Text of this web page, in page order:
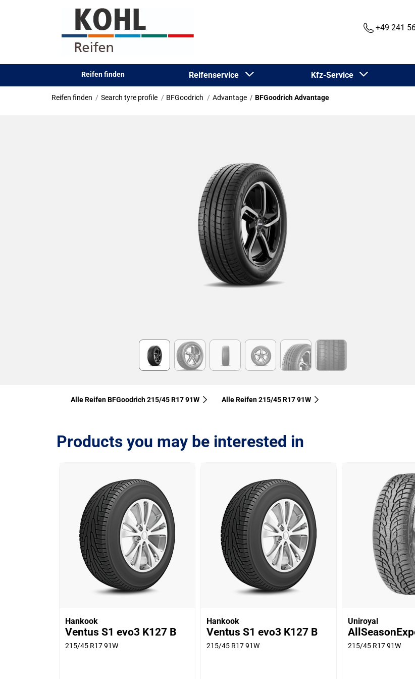
+49 241
Reifen finden Reifenservice Kfz-Service
Reifen finden Search tyre profile BFGoodrich Advantage BFGoodrich Advantage
Alle Reifen BFGoodrich 215/45 R17 91W Alle Reifen‎ 215/45 R17 91W
Products you may be interested in
Hankook
Ventus S1 evo3 K127 B
215/45 R17 91W
Hankook
Ventus S1 evo3 K127 B
215/45 R17 91W
Uniroyal
215/45 R17 91W